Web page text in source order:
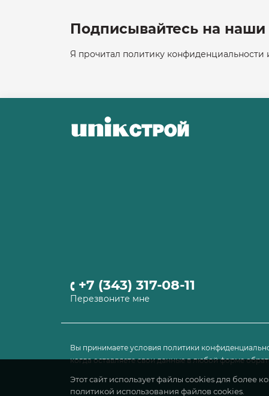
Подписывайтесь на наши
Я прочитал политику конфиденциальности
+7 (343) 317-08-11
Перезвоните мне
Вы принимаете условия политики
когда оставляете свои данные в любой форме
Этот сайт использует файлы cookies для более
политикой использования файлов cookies.